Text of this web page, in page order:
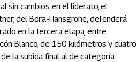
sin cambios en el liderato, el
del Bora-Hansgrohe, defenderá
en la tercera etapa, entre
Blanco, de 150 kilómetros y cuatro
la subida final al de categoría